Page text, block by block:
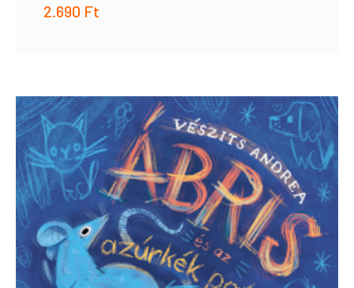
2.690 Ft